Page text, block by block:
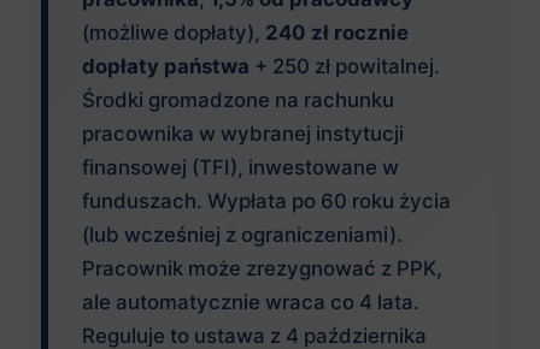
(możliwe dopłaty), 240 zł rocznie
dopłaty państwa + 250 zł powitalnej.
Środki gromadzone na rachunku
pracownika w wybranej instytucji
finansowej (TFI), inwestowane w
funduszach. Wypłata po 60 roku życia
(lub wcześniej z ograniczeniami).
Pracownik może zrezygnować z PPK,
ale automatycznie wraca co 4 lata.
Reguluje to ustawa z 4 października